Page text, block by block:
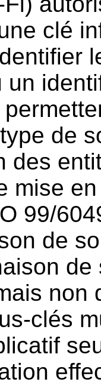
clé
un
de
des
mise
99/
de
non
clés